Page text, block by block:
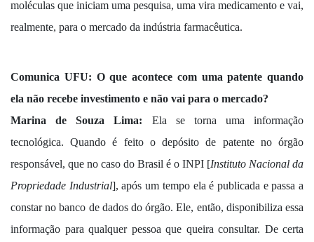
moléculas que iniciam uma pesquisa, uma vira medicamento e vai,
realmente, para o mercado da indústria farmacêutica.
Comunica UFU: O que acontece com uma patente quando
ela não recebe investimento e não vai para o mercado?
Marina de Souza Lima: Ela se torna uma informação
tecnológica. Quando é feito o depósito de patente no órgão
responsável, que no caso do Brasil é o INPI [Instituto Nacional da
Propriedade Industrial], após um tempo ela é publicada e passa a
constar no banco de dados do órgão. Ele, então, disponibiliza essa
informação para qualquer pessoa que queira consultar. De certa